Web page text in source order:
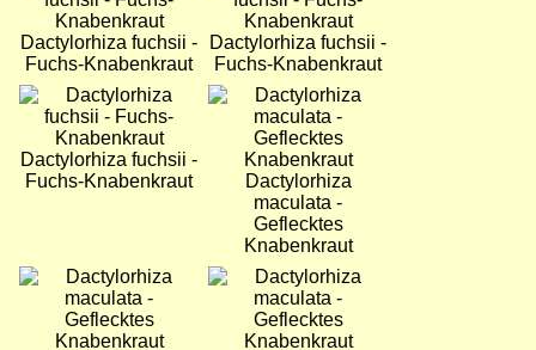
Dactylorhiza fuchsii -
Fuchs-Knabenkraut
Dactylorhiza fuchsii -
Fuchs-Knabenkraut
Bild
Dactylorhiza fuchsii -
Fuchs-Knabenkraut
Bild
Dactylorhiza
maculata -
Geflecktes
Knabenkraut
Bild
Bild